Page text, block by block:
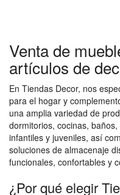
Venta de
artículos de
En Tiendas Decor, nos
para el hogar y
una amplia variedad de
dormitorios, cocinas,
infantiles y juveniles, así
soluciones de almacenaje
funcionales, confortables y
¿Por qué elegir